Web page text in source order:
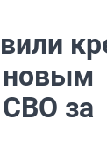
новым
за